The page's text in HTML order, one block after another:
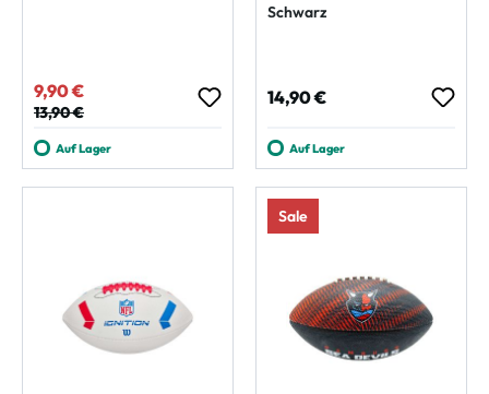
Verkaufspreis:
9,90 €
Regulärer Preis:
13,90 €
Auf Lager
Schwarz
Regulärer Preis:
14,90 €
Auf Lager
Sale